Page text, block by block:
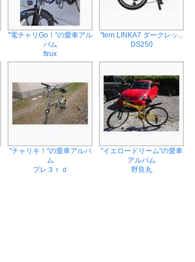
"電チャリGo！"の愛車アル
バム
ftrux
"tern LINKA7 ダークレッ...
DS250
"チャリキ！"の愛車アルバ
ム
プレ３ｒｄ
"イエロードリーム"の愛車
アルバム
野良丸